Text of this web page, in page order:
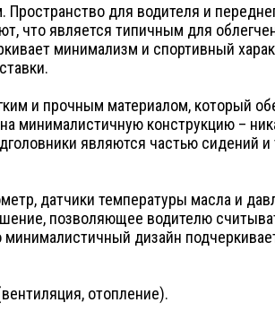
для водителя и
что является типичным для
минимализм и спортивный
и прочным материалом, который
минималистичную конструкцию –
являются частью сидений
датчики температуры масла и
позволяющее водителю
дизайн
отопление).